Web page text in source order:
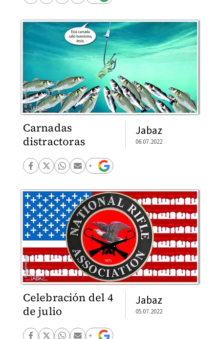
Carnadas
distractoras
Jabaz
06.07.2022
Celebración del 4
de julio
Jabaz
05.07.2022